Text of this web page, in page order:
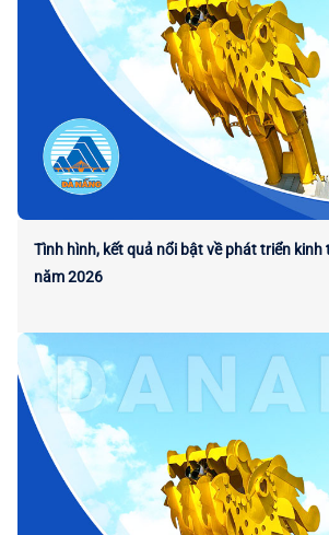
Tình hình, kết quả nổi bật về phát triển kinh
năm 2026